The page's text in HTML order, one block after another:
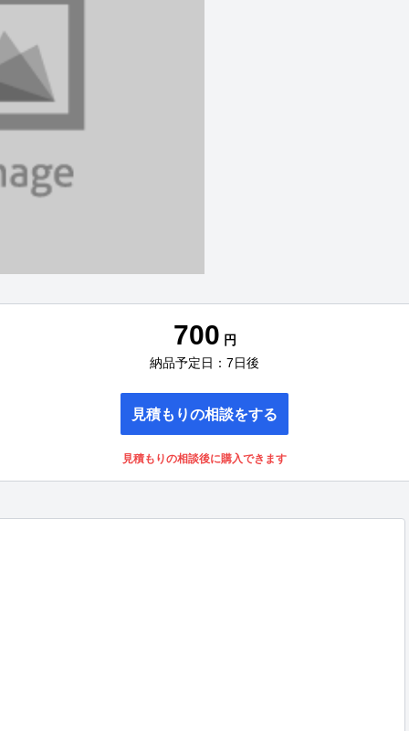
700 円
納品予定日：7日後
見積もりの相談をする
見積もりの相談後に購入できます